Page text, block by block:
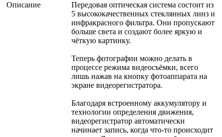
Описание
Передовая оптическая система состоит из
5 высококачественных стеклянных линз и
инфракрасного фильтра. Они пропускают
больше света и создают более яркую и
чёткую картинку.
Теперь фотографии можно делать в
процессе режима видеосъёмки, всего
лишь нажав на кнопку фотоаппарата на
экране видеорегистратора.
Благодаря встроенному аккумулятору и
технологии определения движения,
видеорегистратор автоматически
начинает запись, когда что-то происходит